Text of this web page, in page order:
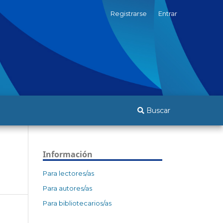
Buscar
Registrarse Entrar
Información
Para lectores/as
Para autores/as
Para bibliotecarios/as